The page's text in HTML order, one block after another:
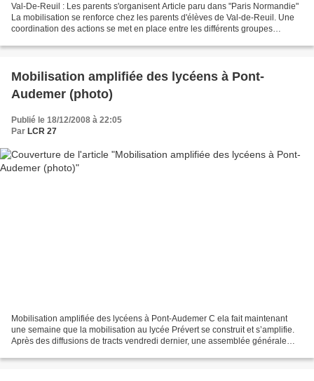
Val-De-Reuil : Les parents s'organisent Article paru dans "Paris Normandie"
La mobilisation se renforce chez les parents d'élèves de Val-de-Reuil. Une
coordination des actions se met en place entre les différents groupes
Mobilisation amplifiée des lycéens à Pont-
Audemer (photo)
Publié le 18/12/2008 à 22:05
Par LCR 27
Mobilisation amplifiée des lycéens à Pont-Audemer C ela fait maintenant
une semaine que la mobilisation au lycée Prévert se construit et s’amplifie.
Après des diffusions de tracts vendredi dernier, une assemblée générale